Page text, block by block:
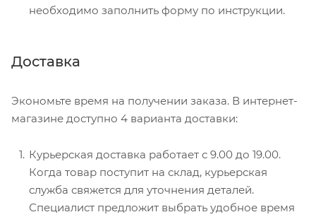
необходимо заполнить форму по инструкции.
Доставка
Экономьте время на получении заказа. В интернет-
магазине доступно 4 варианта доставки:
Курьерская доставка работает с 9.00 до 19.00.
Когда товар поступит на склад, курьерская
служба свяжется для уточнения деталей.
Специалист предложит выбрать удобное время